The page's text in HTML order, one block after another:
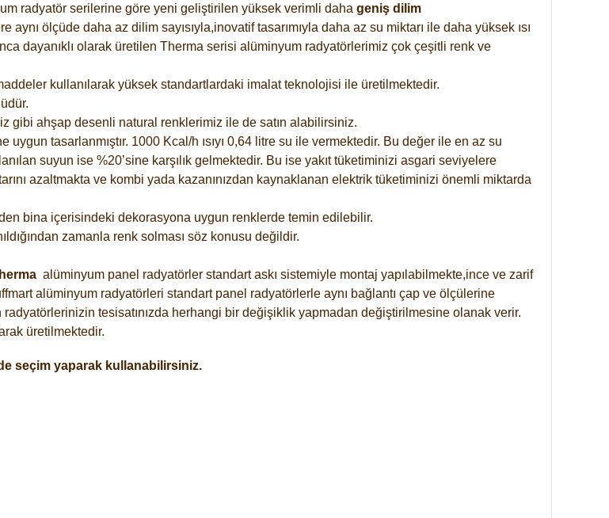
radyatör serilerine göre yeni geliştirilen yüksek verimli daha geniş dilim
ölçüde daha az dilim sayısıyla,inovatif tasarımıyla daha az su miktarı ile daha yüksek ısı
dayanıklı olarak üretilen Therma serisi alüminyum radyatörlerimiz çok çeşitli renk ve
kullanılarak yüksek standartlardaki imalat teknolojisi ile üretilmektedir.
gibi ahşap desenli natural renklerimiz ile de satın alabilirsiniz.
tasarlanmıştır. 1000 Kcal/h ısıyı 0,64 litre su ile vermektedir. Bu değer ile en az su
suyun ise %20’sine karşılık gelmektedir. Bu ise yakıt tüketiminizi asgari seviyelere
azaltmakta ve kombi yada kazanınızdan kaynaklanan elektrik tüketiminizi önemli miktarda
bina içerisindeki dekorasyona uygun renklerde temin edilebilir.
zamanla renk solması söz konusu değildir.
alüminyum panel radyatörler standart askı sistemiyle montaj yapılabilmekte,ince ve zarif
alüminyum radyatörleri standart panel radyatörlerle aynı bağlantı çap ve ölçülerine
tesisatınızda herhangi bir değişiklik yapmadan değiştirilmesine olanak verir.
üretilmektedir.
seçim yaparak kullanabilirsiniz.